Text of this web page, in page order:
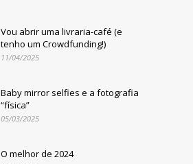
Vou abrir uma livraria-café (e
tenho um Crowdfunding!)
11/04/2025
Baby mirror selfies e a fotografia
“física”
05/03/2025
O melhor de 2024